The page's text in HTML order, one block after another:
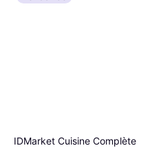
IDMarket Cuisine Complète